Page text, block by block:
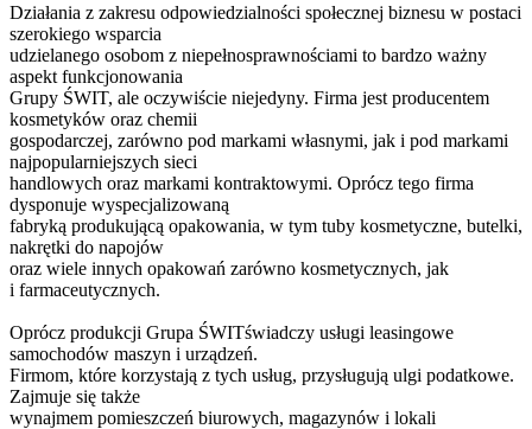
Działania z zakresu odpowiedzialności społecznej biznesu w postaci
szerokiego wsparcia
udzielanego osobom z niepełnosprawnościami to bardzo ważny
aspekt funkcjonowania
Grupy ŚWIT, ale oczywiście niejedyny. Firma jest producentem
kosmetyków oraz chemii
gospodarczej, zarówno pod markami własnymi, jak i pod markami
najpopularniejszych sieci
handlowych oraz markami kontraktowymi. Oprócz tego firma
dysponuje wyspecjalizowaną
fabryką produkującą opakowania, w tym tuby kosmetyczne, butelki,
nakrętki do napojów
oraz wiele innych opakowań zarówno kosmetycznych, jak
i farmaceutycznych.
Oprócz produkcji Grupa ŚWITświadczy usługi leasingowe
samochodów maszyn i urządzeń.
Firmom, które korzystają z tych usług, przysługują ulgi podatkowe.
Zajmuje się także
wynajmem pomieszczeń biurowych, magazynów i lokali